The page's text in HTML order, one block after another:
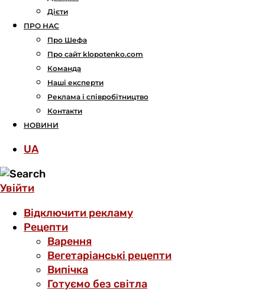
Дієти
ПРО НАС
Про Шефа
Про сайт klopotenko.com
Команда
Наші експерти
Реклама і співробітництво
Контакти
НОВИНИ
UA
Увійти
Відключити рекламу
Рецепти
Варення
Вегетаріанські рецепти
Випічка
Готуємо без світла